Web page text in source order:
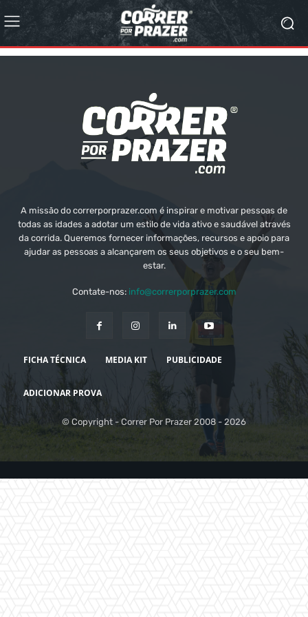
A missão do correrporprazer.com é inspirar e motivar pessoas de
todas as idades a adotar um estilo de vida ativo e saudável através
da corrida. Queremos fornecer informações, recursos e apoio para
ajudar as pessoas a alcançarem os seus objetivos e o seu bem-
estar.
Contate-nos: info@correrporprazer.com
FICHA TÉCNICA MEDIA KIT PUBLICIDADE
ADICIONAR PROVA
© Copyright - Correr Por Prazer 2008 - 2026